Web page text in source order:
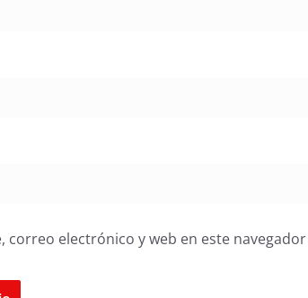
correo electrónico y web en este